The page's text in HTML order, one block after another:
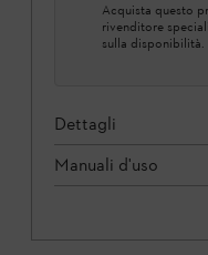
Acquista questo
rivenditore
sulla disponibilità.
Dettagli
Manuali d'uso